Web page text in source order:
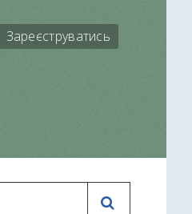
Зареєструватись